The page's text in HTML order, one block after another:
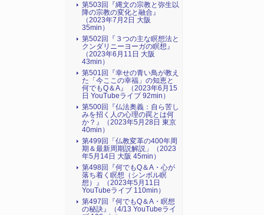
第503回『縄文の宗教と弥生以
降の宗教の変化と融合』
（2023年7月2日 大阪
35min）
第502回『３つの主な瞑想法と
クンダリニーヨーガの瞑想』
（2023年6月11日 大阪
43min）
第501回『幸せの青い鳥が教え
た「今ここの幸福」の知恵と
何でもQ＆A』（2023年6月15
日 YouTubeライブ 92min）
第500回『仏法奥義：自ら苦し
みを招く人の心理の罠とは何
か？』（2023年5月28日 東京
40min）
第499回「仏教変革の400年周
期＆最新周期説解説」（2023
年5月14日 大阪 45min）
第498回『何でもQ＆A・心が
落ち着く瞑想（シンボル瞑
想）』（2023年5月11日
YouTubeライブ 110min）
第497回『何でもQ＆A・瞑想
の秘訣』（4/13 YouTubeライ